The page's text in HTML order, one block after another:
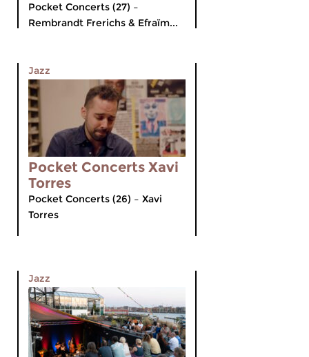
Pocket Concerts (27) –
Rembrandt Frerichs & Efraïm...
Jazz
Pocket Concerts Xavi
Torres
Pocket Concerts (26) – Xavi
Torres
Jazz